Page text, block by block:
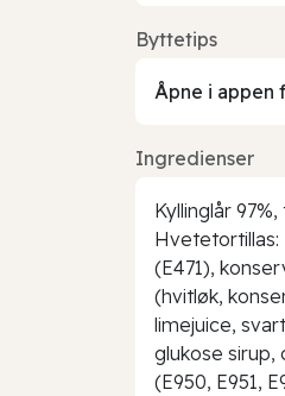
Byttetips
Åpne i appen
Ingredienser
Kyllinglår
Hvetetortillas:
(E471),
(hvitløk,
limejuice,
glukose sirup,
(E950, E951,